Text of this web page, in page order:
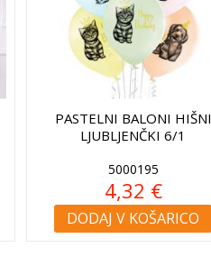
PASTELNI BALONI HIŠNI
LJUBLJENČKI 6/1
5000195
4,32 €
DODAJ V KOŠARICO